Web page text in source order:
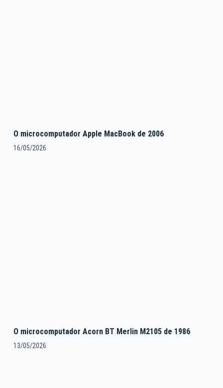
O microcomputador Apple MacBook de 2006
16/05/2026
O microcomputador Acorn BT Merlin M2105 de 1986
13/05/2026